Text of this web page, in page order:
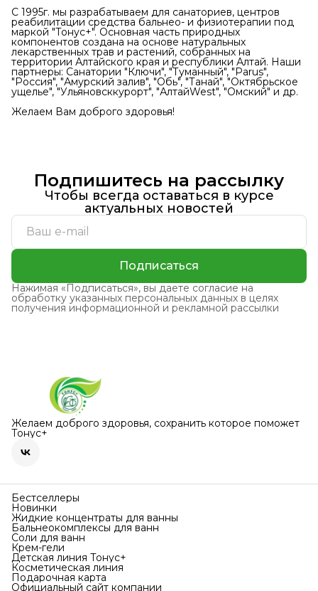
С 1995г. мы разрабатываем для санаториев, центров
реабилитации средства бальнео- и физиотерапии под
маркой "Тонус+". Основная часть природных
компонентов создана на основе натуральных
лекарственных трав и растений, собранных на
территории Алтайского края и республики Алтай. Наши
партнеры: Санатории "Ключи", "Туманный", "Parus",
"Россия", "Амурский залив", "Обь", "Танай", "Октябрьское
ущелье", "Ульяновсккурорт", "АлтайWest", "Омский" и др.
Желаем Вам доброго здоровья!
Подпишитесь на рассылку
Чтобы всегда оставаться в курсе
актуальных новостей
Подписаться
Нажимая «Подписаться», вы даете согласие на
обработку указанных персональных данных в целях
получения информационной и рекламной рассылки
Желаем доброго здоровья, сохранить которое поможет
Тонус+
Бестселлеры
Новинки
Жидкие концентраты для ванны
Бальнеокомплексы для ванн
Соли для ванн
Крем-гели
Детская линия Тонус+
Косметическая линия
Подарочная карта
Официальный сайт компании